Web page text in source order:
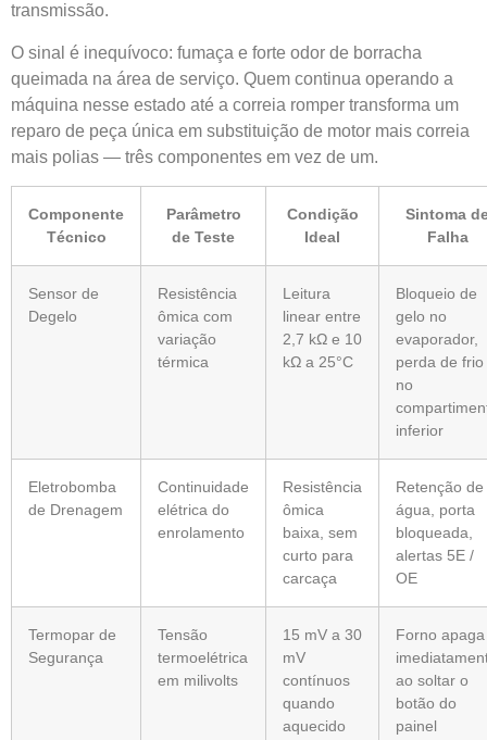
transmissão.
O sinal é inequívoco: fumaça e forte odor de borracha
queimada na área de serviço. Quem continua operando a
máquina nesse estado até a correia romper transforma um
reparo de peça única em substituição de motor mais correia
mais polias — três componentes em vez de um.
Componente
Técnico
Parâmetro
de Teste
Condição
Ideal
Sintoma
Falha
Sensor de
Degelo
Resistência
ômica com
variação
térmica
Leitura
linear entre
2,7 kΩ e 10
kΩ a 25°C
Bloqueio de
gelo no
evaporador,
perda de frio
no
inferior
Eletrobomba
de Drenagem
Continuidade
elétrica do
enrolamento
Resistência
ômica
baixa, sem
curto para
carcaça
Retenção de
água, porta
bloqueada,
alertas 5E /
OE
Termopar de
Segurança
Tensão
termoelétrica
em milivolts
15 mV a 30
mV
contínuos
quando
aquecido
Forno apaga
ao soltar o
botão do
painel